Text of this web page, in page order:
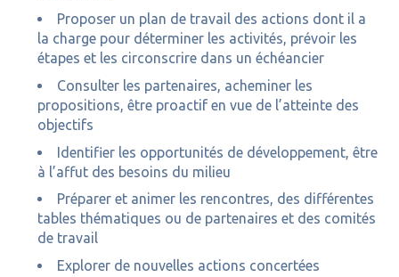
Proposer un plan de travail des actions dont il a
la charge pour déterminer les activités, prévoir les
étapes et les circonscrire dans un échéancier
Consulter les partenaires, acheminer les
propositions, être proactif en vue de l’atteinte des
objectifs
Identifier les opportunités de développement, être
à l’affut des besoins du milieu
Préparer et animer les rencontres, des différentes
tables thématiques ou de partenaires et des comités
de travail
Explorer de nouvelles actions concertées